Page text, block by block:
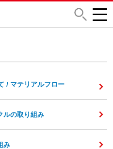
/ マテリアルフロー
ルの取り組み
み